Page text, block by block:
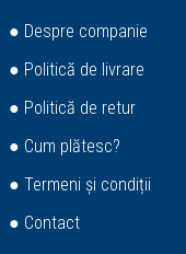
● Despre companie
● Politică de livrare
● Politică de retur
● Cum plătesc?
● Termeni și condiții
● Contact